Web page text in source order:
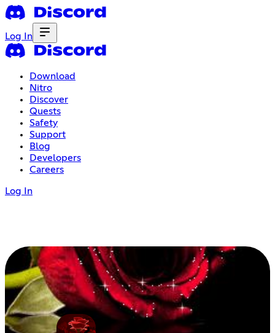
Log In
Download
Nitro
Discover
Quests
Safety
Support
Blog
Developers
Careers
Log In